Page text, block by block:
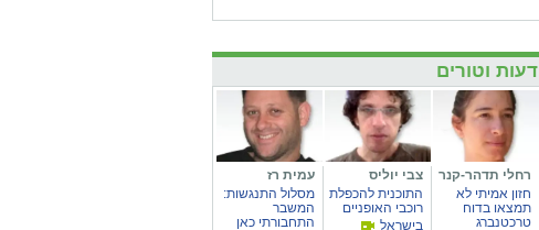
דעות וטורים
רחלי תדהר-קנר
חזון אמיתי לא
תמצאו בדוח
טרכטנברג
צבי יוליס
התוכנית להכפלת
רוכבי האופניים
בישראל
עמית רז
מסלול התנגשות:
המשבר
התחבורתי כאן